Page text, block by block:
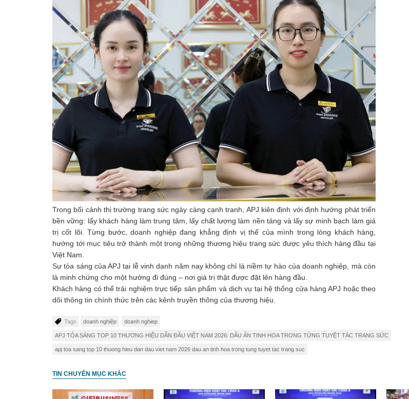
Trong bối cảnh thị trường trang sức ngày càng cạnh tranh, APJ kiên định với định hướng phát triển
bền vững: lấy khách hàng làm trung tâm, lấy chất lượng làm nền tảng và lấy sự minh bạch làm giá
trị cốt lõi. Từng bước, doanh nghiệp đang khẳng định vị thế của mình trong lòng khách hàng,
hướng tới mục tiêu trở thành một trong những thương hiệu trang sức được yêu thích hàng đầu tại
Việt Nam.
Sự tỏa sáng của APJ tại lễ vinh danh năm nay không chỉ là niềm tự hào của doanh nghiệp, mà còn
là minh chứng cho một hướng đi đúng – nơi giá trị thật được đặt lên hàng đầu.
Khách hàng có thể trải nghiệm trực tiếp sản phẩm và dịch vụ tại hệ thống cửa hàng APJ hoặc theo
dõi thông tin chính thức trên các kênh truyền thông của thương hiệu.
Tags doanh nghiệp doanh nghiep
APJ TỎA SÁNG TOP 10 THƯƠNG HIỆU DẪN ĐẦU VIỆT NAM 2026: DẤU ẤN TINH HOA TRONG TỪNG TUYỆT TÁC TRANG SỨC
apj toa sang top 10 thuong hieu dan dau viet nam 2026 dau an tinh hoa trong tung tuyet tac trang suc
TIN CHUYÊN MỤC KHÁC